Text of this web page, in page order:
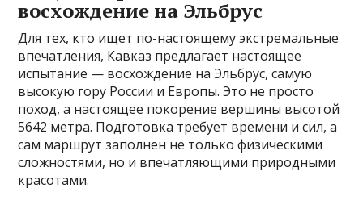
восхождение на Эльбрус
Для тех, кто ищет по-настоящему экстремальные
впечатления, Кавказ предлагает настоящее
испытание — восхождение на Эльбрус, самую
высокую гору России и Европы. Это не просто
поход, а настоящее покорение вершины высотой
5642 метра. Подготовка требует времени и сил, а
сам маршрут заполнен не только физическими
сложностями, но и впечатляющими природными
красотами.